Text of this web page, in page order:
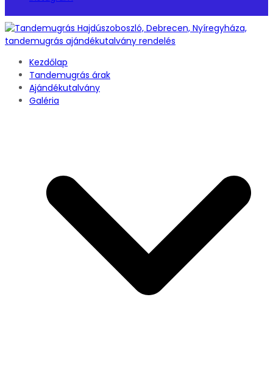
Kezdőlap
Tandemugrás árak
Ajándékutalvány
Galéria